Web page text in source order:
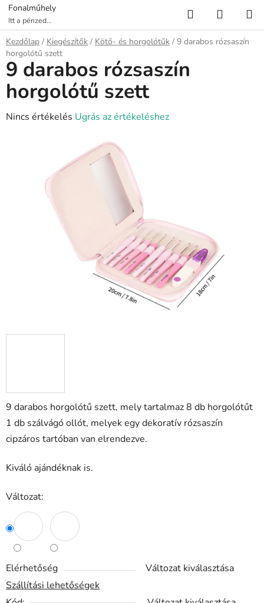
Ugrás
fő
tartalomhoz
Fonalműhely
Itt a pénzed
több fonalat ér!
KeresésKOSÁR
Kezdőlap / Kiegészítők / Kötő- és horgolótűk / 9 darabos rózsaszín
horgolótű szett
9 darabos horgolótű szett, mely tartalmaz 8 db horgolótűt
1 db szálvágó ollót, melyek egy dekoratív rózsaszín
cipzáros tartóban van elrendezve.
Kiváló ajándéknak is.
Változat:
Elérhetőség
Változat kiválasztása
Szállítási lehetőségek
9 darabos rózsaszín
horgolótű szett
A
Nincs értékelés Ugrás az értékeléshez